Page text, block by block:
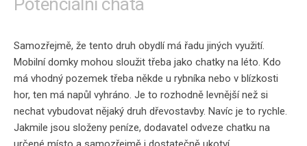
Potenciální chata
Samozřejmě, že tento druh obydlí má řadu jiných využití.
Mobilní domky mohou sloužit třeba jako chatky na léto. Kdo
má vhodný pozemek třeba někde u rybníka nebo v blízkosti
hor, ten má napůl vyhráno. Je to rozhodně levnější než si
nechat vybudovat nějaký druh dřevostavby. Navíc je to rychle.
Jakmile jsou složeny peníze, dodavatel odveze chatku na